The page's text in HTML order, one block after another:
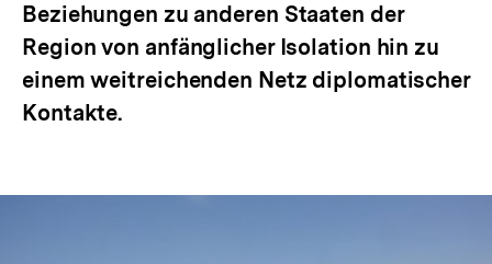
Beziehungen zu anderen Staaten der
Region von anfänglicher Isolation hin zu
einem weitreichenden Netz diplomatischer
Kontakte.